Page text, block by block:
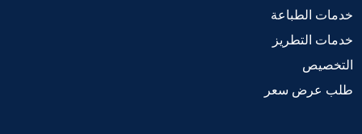
خدمات الطباعة
خدمات التطريز
التخصيص
طلب عرض سعر